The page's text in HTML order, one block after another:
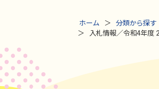
ホーム 分類から探す
入札情報／令和4年度